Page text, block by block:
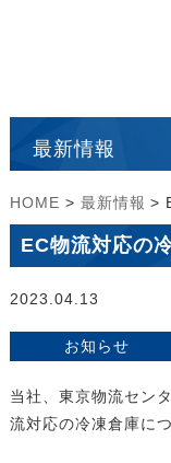
最新情報
HOME > 最新情報 >
EC物流対応の
2023.04.13
お知らせ
当社、東京物流セン
流対応の冷凍倉庫に